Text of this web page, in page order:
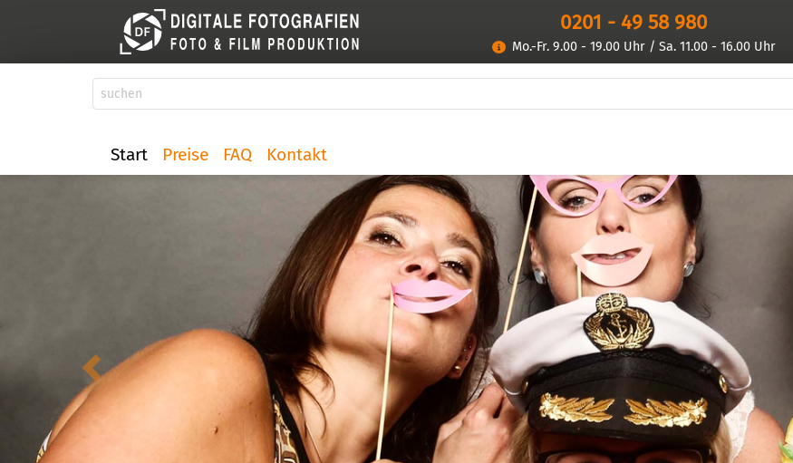
0201 - 49 58 980
Mo.-Fr. 9.00 - 19.00 Uhr / Sa. 11.00 - 16.00 Uhr
Start Preise FAQ Kontakt
zurück